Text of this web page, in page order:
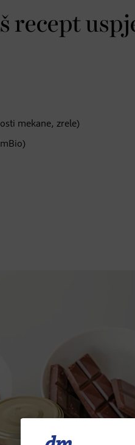
recept
mekane, zrele)